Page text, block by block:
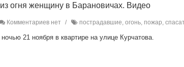
огня женщину в Барановичах. Видео
Комментариев нет пострадавшие, огонь, пожар,
21 ноября в квартире на улице Курчатова.